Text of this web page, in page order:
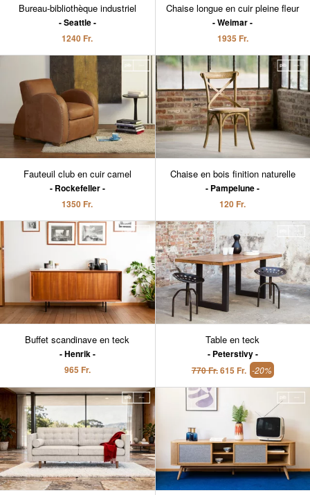
Bureau-bibliothèque industriel
Seattle
1240 Fr.
Chaise longue en cuir pleine fleur
Weimar
1935 Fr.
Fauteuil club en cuir camel
Rockefeller
1350 Fr.
Chaise en bois finition naturelle
Pampelune
120 Fr.
Buffet scandinave en teck
Henrik
965 Fr.
Table en teck
Peterstivy
770 Fr.615 Fr. -20%